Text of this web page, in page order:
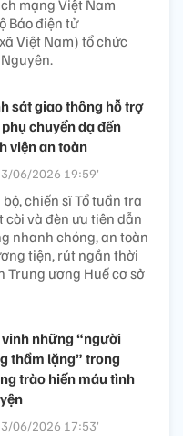
mạng Việt Nam
Báo điện tử
Việt Nam) tổ chức
sát giao thông hỗ trợ
chuyển dạ đến
viện an toàn
06/2026 19:59’
bộ, chiến sĩ Tổ tuần tra
còi và đèn ưu tiên dẫn
nhanh chóng, an toàn
tiện, rút ngắn thời
Trung ương Huế cơ sở
vinh những “người
thầm lặng” trong
trào hiến máu tình
06/2026 17:53’